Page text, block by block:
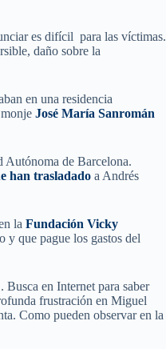
es difícil para las víctimas.
daño sobre la
en una residencia
José María Sanromán
Autónoma de Barcelona.
han trasladado a Andrés
la Fundación Vicky
y que pague los gastos del
en Internet para saber
frustración en Miguel
Como pueden observar en la